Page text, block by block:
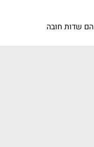
הם שדות חובה